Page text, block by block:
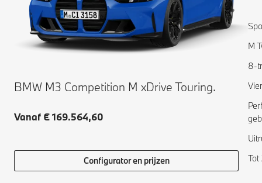
BMW M3 Competition M xDrive Touring.
Vanaf € 169.564,60
Configurator en prijzen
M
8-